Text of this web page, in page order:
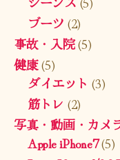
ブーツ (2)
事故・入院(5)
健康(5)
ダイエット (3)
筋トレ (2)
写真・動画・カメ
Apple iPhone7(5)